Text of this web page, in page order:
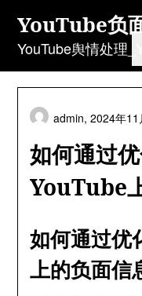
content
YouTube负
YouTube舆情处理
如何通过
YouTube
admin,2024年11
如何通过优
上的负面信